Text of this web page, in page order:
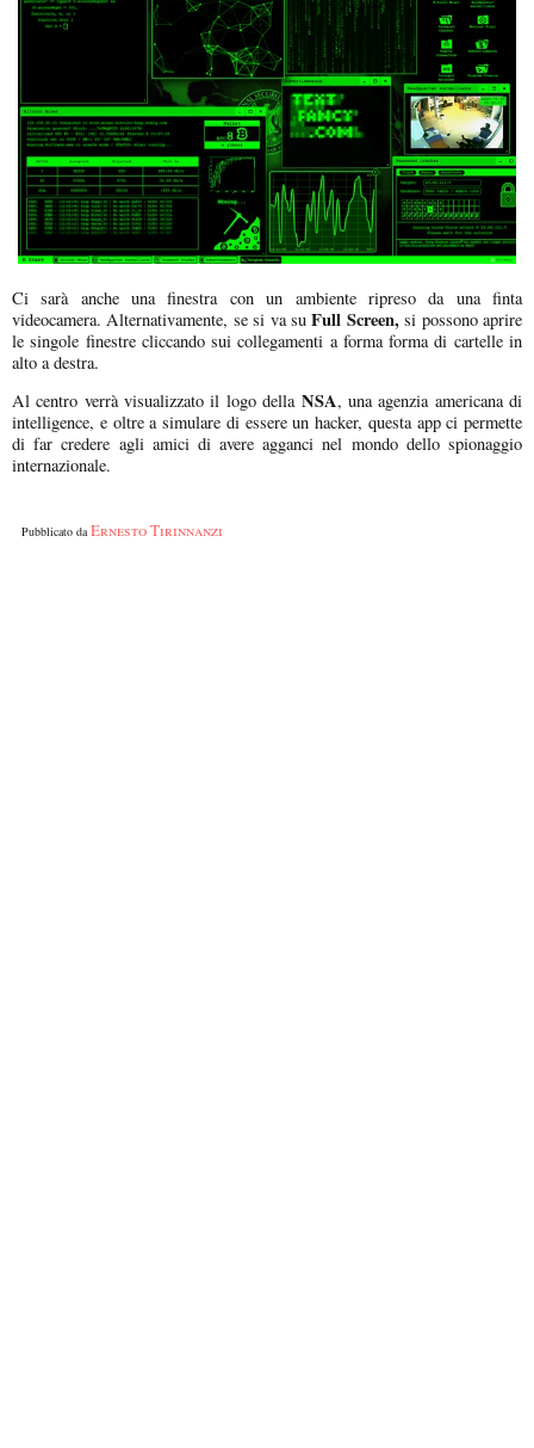
Ci sarà anche una finestra con un ambiente ripreso da una finta
videocamera. Alternativamente, se si va suFull Screen, si possono aprire
le singole finestre cliccando sui collegamenti a forma forma di cartelle in
alto a destra.
Al centro verrà visualizzato il logo dellaNSA, una agenzia americana di
intelligence, e oltre a simulare di essere un hacker, questa app ci permette
di far credere agli amici di avere agganci nel mondo dello spionaggio
internazionale.
Pubblicato daErnesto Tirinnanzi